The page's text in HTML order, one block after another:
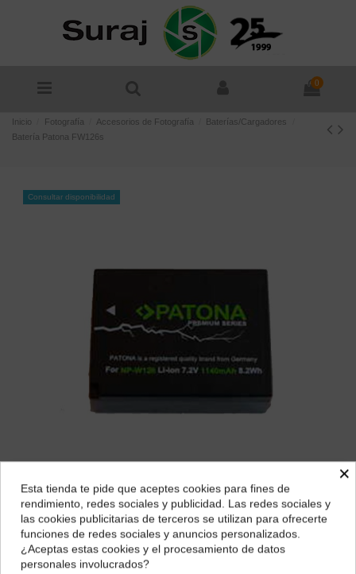
0
Inicio Fotografía Accesorios de Fotografía
Baterías/Cargadores
Batería Patona FW126s
Consultar disponibilidad
Batería Patona FW126s
Marca: Patona
¿Dónde deseas recibir tu pedido?
Selecciona tu ubicación para mostrarte los precios e
impuestos correctos para tu región.
×
Esta tienda te pide que aceptes cookies para fines de
rendimiento, redes sociales y publicidad. Las redes sociales y
las cookies publicitarias de terceros se utilizan para ofrecerte
funciones de redes sociales y anuncios personalizados.
¿Aceptas estas cookies y el procesamiento de datos
personales involucrados?